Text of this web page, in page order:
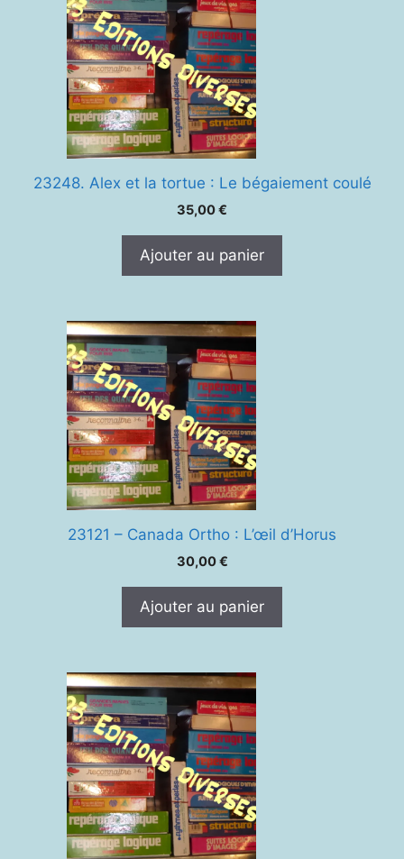
23248. Alex et la tortue : Le bégaiement coulé
35,00€
Ajouter au panier
23121 – Canada Ortho : L’œil d’Horus
30,00€
Ajouter au panier